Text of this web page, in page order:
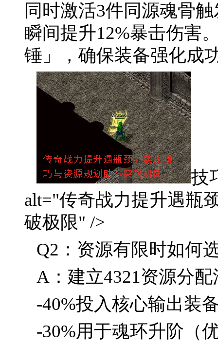
同时激活3件同源魂骨
瞬间提升12%暴击伤害
锤」，确保装备强化成
技
alt="传奇战力提升遇瓶
破极限" />
Q2：资源有限时如何
A：建立4321资源分
-40%投入核心输出装
-30%用于魂环升阶（